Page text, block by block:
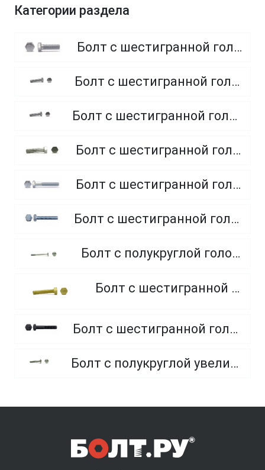
Категории раздела
Болт с шестигранной головкой, полная резьба, класс прочности 8.8
Болт с шестигранной головкой, полная резьба, класс прочности 4.8 и 5.8
Болт с шестигранной головкой, полная резьба, из нержавеющей стали A2 и A4
Болт с шестигранной головкой, неполная резьба, класс прочности 5.8
Болт с шестигранной головкой, неполная резьба, класс прочности 8.8
Болт с шестигранной головкой, полная резьба, класс прочности 10.9 и 12.9
Болт с полукруглой головкой и квадратным подголовником
Болт с шестигранной головкой, из латуни
Болт с шестигранной головкой, неполная резьба, класс прочности 10.9 и 12.9
Болт с полукруглой увеличенной головкой и усом класса точности C (мебельный)